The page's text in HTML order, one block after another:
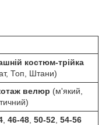
костюм-трійка
Топ, Штани)
велюр (м'який,
46-48 50-52 54-56